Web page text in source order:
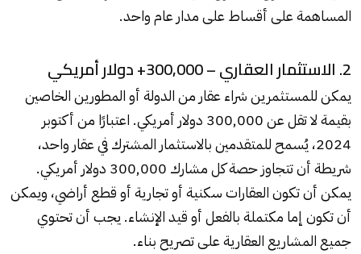
المساهمة على أقساط على مدار عام واحد.
2. الاستثمار العقاري – 300,000+ دولار أمريكي
يمكن للمستثمرين شراء عقار من الدولة أو المطورين الخاصين
بقيمة لا تقل عن 300,000 دولار أمريكي. اعتبارًا من أكتوبر
2024، يُسمح للمتقدمين بالاستثمار المشترك في عقار واحد،
شريطة أن تتجاوز حصة كل مشارك 300,000 دولار أمريكي.
يمكن أن تكون العقارات سكنية أو تجارية أو قطع أراضي، ويمكن
أن تكون إما مكتملة بالفعل أو قيد الإنشاء. يجب أن تحتوي
جميع المشاريع العقارية على تصريح بناء.